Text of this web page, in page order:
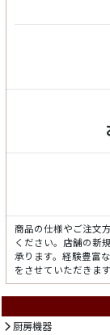
商品の仕様やご注文
ください。店舗の新
承ります。経験豊富
をさせていただきます
厨房機器